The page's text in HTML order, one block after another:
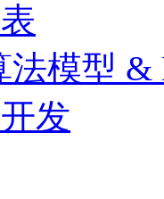
法模型 &
发